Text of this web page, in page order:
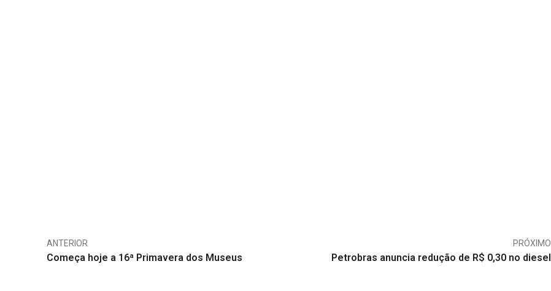
ANTERIOR
Começa hoje a 16ª Primavera dos Museus
PRÓXIMO
Petrobras anuncia redução de R$ 0,30 no diesel